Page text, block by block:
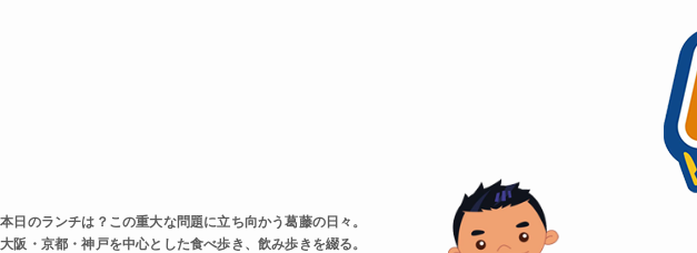
本日のランチは？この重大な問題に立ち向かう葛藤の日々。
大阪・京都・神戸を中心とした食べ歩き、飲み歩きを綴る。